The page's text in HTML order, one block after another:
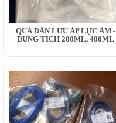
QUẢ DẪN LƯU ÁP LỰC ÂM -
DUNG TÍCH 200ML, 400ML